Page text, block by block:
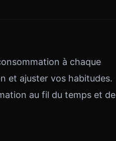
à chaque
et ajuster vos habitudes.
au fil du temps et de